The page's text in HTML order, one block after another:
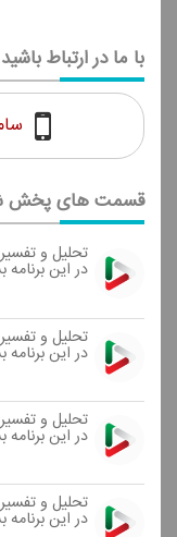
قسمت های پخش
تحلیل و
در این برنامه
تحلیل و
در این برنامه
تحلیل و
در این برنامه
تحلیل و
در این برنامه
با ما در ارتباط باشید